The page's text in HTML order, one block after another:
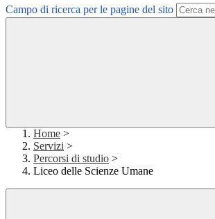
Campo di ricerca per le pagine del sito
Home >
Servizi >
Percorsi di studio >
Liceo delle Scienze Umane